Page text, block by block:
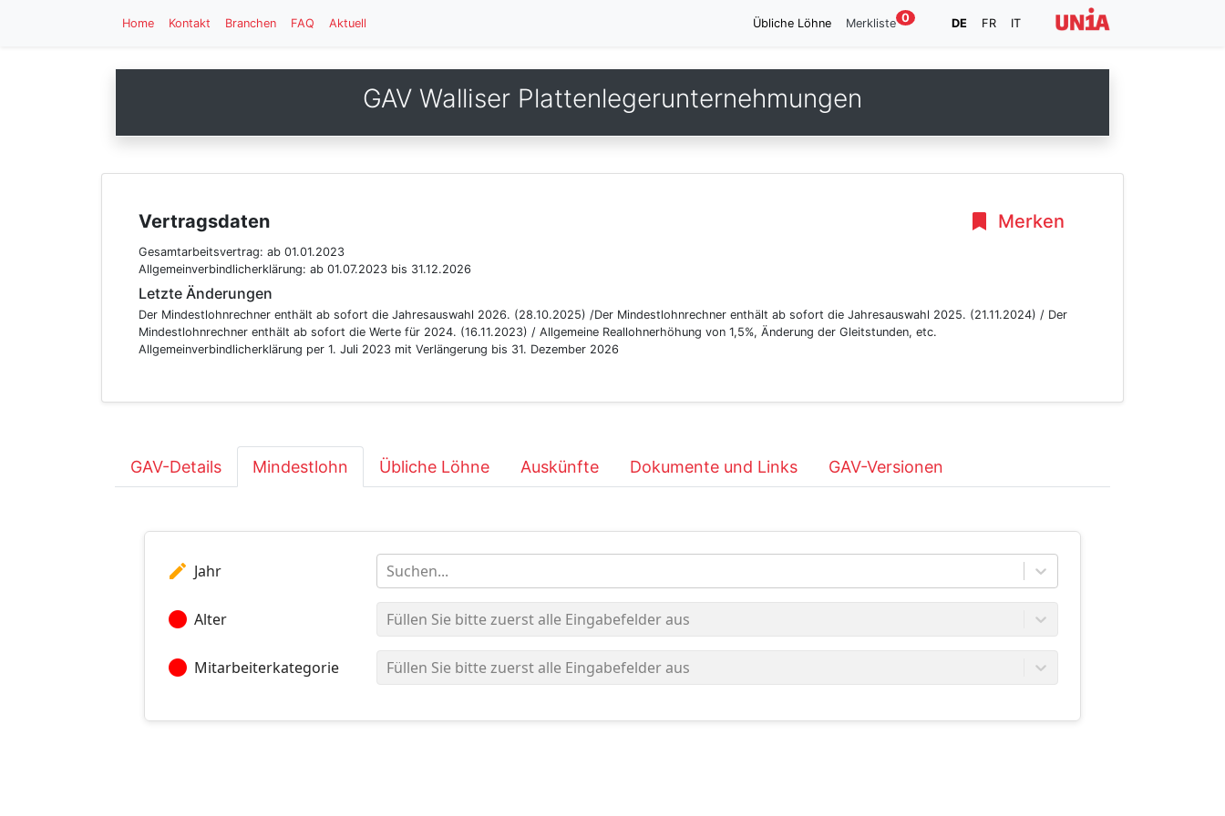
Home Kontakt Branchen FAQ Aktuell Übliche Löhne Merkliste 0 DE FR IT
GAV Walliser Plattenlegerunternehmungen
Merken
Vertragsdaten
Gesamtarbeitsvertrag: ab 01.01.2023
Allgemeinverbindlicherklärung: ab 01.07.2023 bis 31.12.2026
Letzte Änderungen
Der Mindestlohnrechner enthält ab sofort die Jahresauswahl 2026. (28.10.2025) /Der Mindestlohnrechner enthält ab sofort die Jahresauswahl 2025. (21.11.2024) / Der
Mindestlohnrechner enthält ab sofort die Werte für 2024. (16.11.2023) / Allgemeine Reallohnerhöhung von 1,5%, Änderung der Gleitstunden, etc.
Allgemeinverbindlicherklärung per 1. Juli 2023 mit Verlängerung bis 31. Dezember 2026
GAV-Details Mindestlohn Übliche Löhne Auskünfte Dokumente und Links GAV-Versionen
edit Jahr Suchen...
circle Alter Füllen Sie bitte zuerst alle Eingabefelder aus
circle Mitarbeiterkategorie Füllen Sie bitte zuerst alle Eingabefelder aus